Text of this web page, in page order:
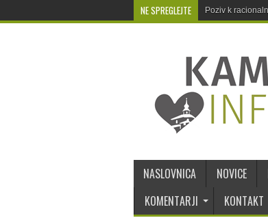
NE SPREGLEJTE Poziv k
NASLOVNICA NOVICE
KOMENTARJI
KONTAKT